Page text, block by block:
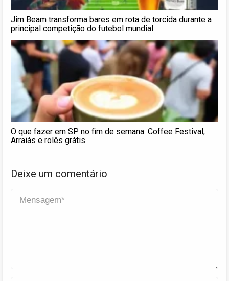
Jim Beam transforma bares em rota de torcida durante a
principal competição do futebol mundial
O que fazer em SP no fim de semana: Coffee Festival,
Arraiás e rolês grátis
Deixe um comentário